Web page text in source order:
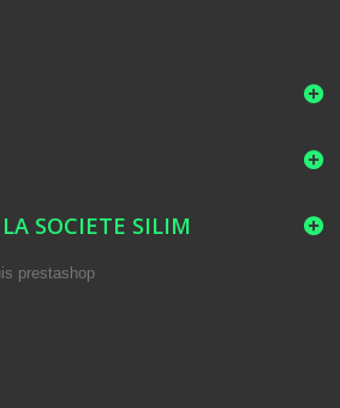
SOCIETE SILIM
prestashop